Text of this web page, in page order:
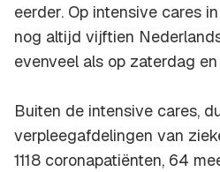
eerder. Op intensive cares
nog altijd vijftien
evenveel als op zaterdag
Buiten de intensive cares,
verpleegafdelingen van
1118 coronapatiënten, 64